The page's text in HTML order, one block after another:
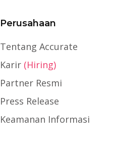
Perusahaan
Tentang Accurate
Karir (Hiring)
Partner Resmi
Press Release
Keamanan Informasi